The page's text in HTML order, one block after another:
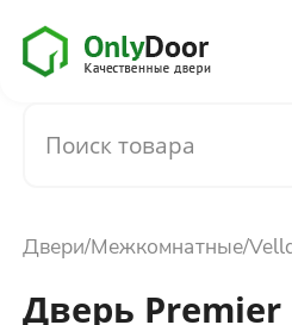
О компании
Двери Межкомнатные
Дверь Premier